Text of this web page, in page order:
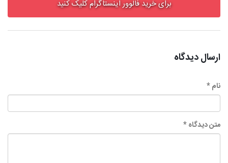
برای خرید فالوور اینستاگرام کلیک کنید
ارسال دیدگاه
نام *
متن دیدگاه *